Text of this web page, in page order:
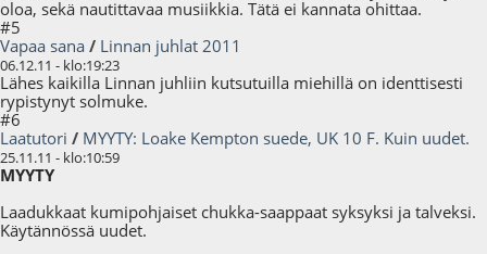
oloa, sekä nautittavaa musiikkia. Tätä ei kannata ohittaa.
#5
Vapaa sana / Linnan juhlat 2011
06.12.11 - klo:19:23
Lähes kaikilla Linnan juhliin kutsutuilla miehillä on identtisesti
rypistynyt solmuke.
#6
Laatutori / MYYTY: Loake Kempton suede, UK 10 F. Kuin uudet.
25.11.11 - klo:10:59
MYYTY
Laadukkaat kumipohjaiset chukka-saappaat syksyksi ja talveksi.
Käytännössä uudet.